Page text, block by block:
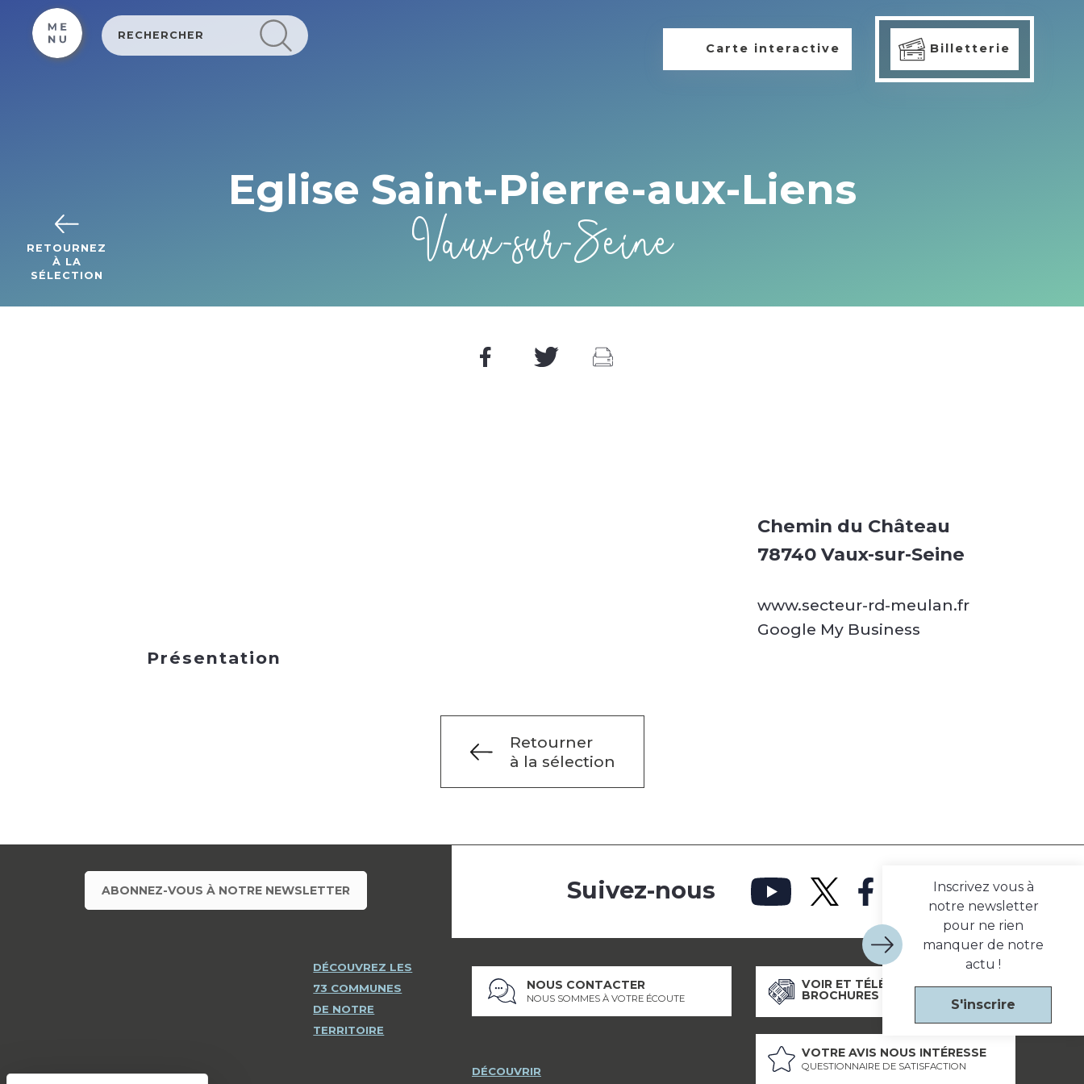
Carte interactive Billetterie
RETOURNEZ
À LA
SÉLECTION
Eglise Saint-Pierre-aux-Liens
Vaux-sur-Seine
Chemin du Château
78740 Vaux-sur-Seine
www.secteur-rd-meulan.fr
Google My Business
Présentation
Retourner
à la sélection
Inscrivez vous à
notre newsletter
pour ne rien
manquer de notre
actu !
S'inscrire
ABONNEZ-VOUS À NOTRE NEWSLETTER
DÉCOUVREZ LES
73 COMMUNES
DE NOTRE
TERRITOIRE
Suivez-nous
NOUS CONTACTER
NOUS SOMMES À VOTRE ÉCOUTE
DÉCOUVRIR
VOIR ET TÉLÉCHARGER NOS
BROCHURES
VOTRE AVIS NOUS INTÉRESSE
QUESTIONNAIRE DE SATISFACTION
Cookies management panel